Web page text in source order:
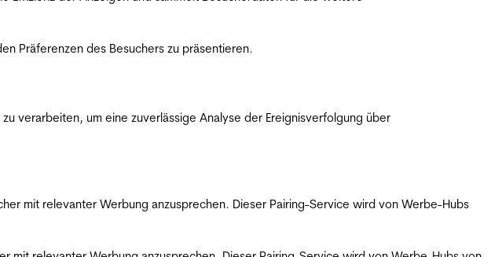
Präferenzen des Besuchers zu präsentieren.
verarbeiten, um eine zuverlässige Analyse der Ereignisverfolgung über
mit relevanter Werbung anzusprechen. Dieser Pairing-Service wird von Werbe-Hubs